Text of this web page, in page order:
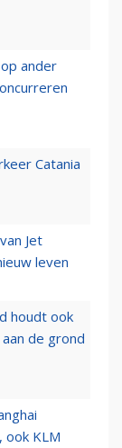
ander
Catania
Jet
leven
houdt ook
de grond
ook KLM